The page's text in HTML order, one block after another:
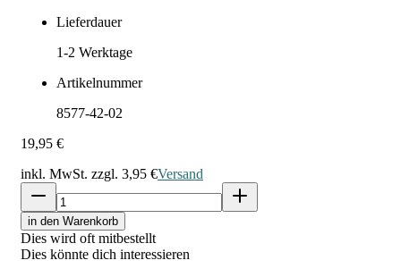
Lieferdauer
1-2 Werktage
Artikelnummer
8577-42-02
19,95 €
inkl. MwSt. zzgl. 3,95 €Versand
in den Warenkorb
Dies wird oft mitbestellt
Dies könnte dich interessieren